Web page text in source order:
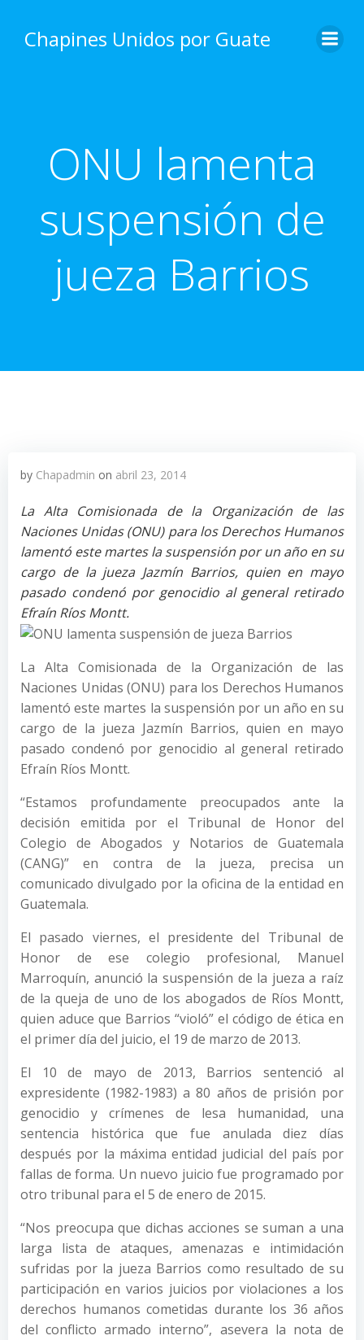
content
Chapines Unidos por Guate
ONU lamenta
suspensión de
jueza Barrios
by Chapadmin on abril 23, 2014
La Alta Comisionada de la Organización de las
Naciones Unidas (ONU) para los Derechos Humanos
lamentó este martes la suspensión por un año en su
cargo de la jueza Jazmín Barrios, quien en mayo
pasado condenó por genocidio al general retirado
Efraín Ríos Montt.
La Alta Comisionada de la Organización de las
Naciones Unidas (ONU) para los Derechos Humanos
lamentó este martes la suspensión por un año en su
cargo de la jueza Jazmín Barrios, quien en mayo
pasado condenó por genocidio al general retirado
Efraín Ríos Montt.
“Estamos profundamente preocupados ante la
decisión emitida por el Tribunal de Honor del
Colegio de Abogados y Notarios de Guatemala
(CANG)” en contra de la jueza, precisa un
comunicado divulgado por la oficina de la entidad en
Guatemala.
El pasado viernes, el presidente del Tribunal de
Honor de ese colegio profesional, Manuel
Marroquín, anunció la suspensión de la jueza a raíz
de la queja de uno de los abogados de Ríos Montt,
quien aduce que Barrios “violó” el código de ética en
el primer día del juicio, el 19 de marzo de 2013.
El 10 de mayo de 2013, Barrios sentenció al
expresidente (1982-1983) a 80 años de prisión por
genocidio y crímenes de lesa humanidad, una
sentencia histórica que fue anulada diez días
después por la máxima entidad judicial del país por
fallas de forma. Un nuevo juicio fue programado por
otro tribunal para el 5 de enero de 2015.
“Nos preocupa que dichas acciones se suman a una
larga lista de ataques, amenazas e intimidación
sufridas por la jueza Barrios como resultado de su
participación en varios juicios por violaciones a los
derechos humanos cometidas durante los 36 años
del conflicto armado interno”, asevera la nota de